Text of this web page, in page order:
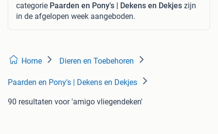
categorie Paarden en Pony's | Dekens en Dekjes zijn
in de afgelopen week aangeboden.
Home Dieren en Toebehoren
Paarden en Pony's | Dekens en Dekjes
90 resultaten voor 'amigo vliegendeken'